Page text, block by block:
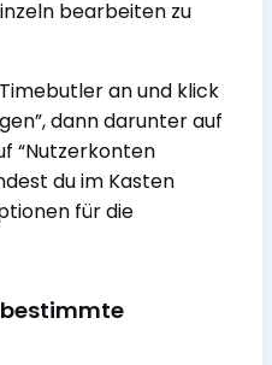
bearbeiten zu
an und klick
dann darunter auf
“Nutzerkonten
du im Kasten
für die